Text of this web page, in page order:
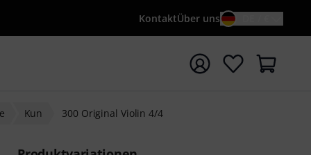
KontaktÜber uns
mit Suchwort {searchTerm} starten
Kun 300 Original Violin 4/4